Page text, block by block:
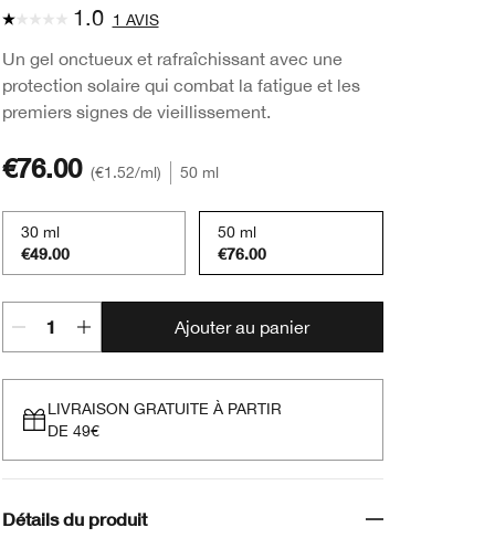
1.0 1 AVIS
Un gel onctueux et rafraîchissant avec une
protection solaire qui combat la fatigue et les
premiers signes de vieillissement.
€76.00 €1.52/ml 50 ml
30 ml
€49.00
50 ml
€76.00
Ajouter au panier
LIVRAISON GRATUITE À PARTIR
DE 49€
Détails du produit